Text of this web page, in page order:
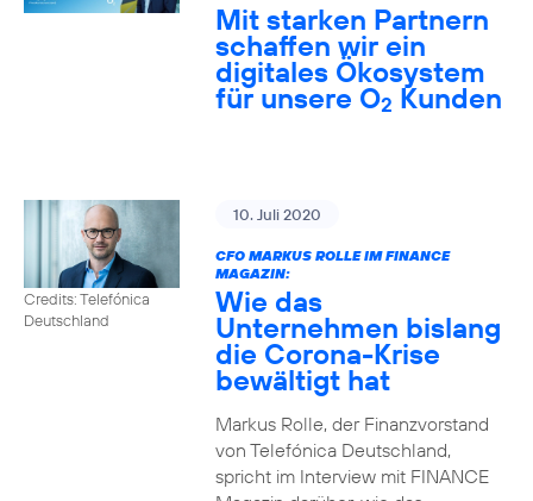
Mit starken Partnern
schaffen wir ein
digitales Ökosystem
für unsere O2 Kunden
Credits: Telefónica
Deutschland
10. Juli 2020
CFO MARKUS ROLLE IM FINANCE
MAGAZIN:
Wie das
Unternehmen bislang
die Corona-Krise
bewältigt hat
Markus Rolle, der Finanzvorstand
von Telefónica Deutschland,
spricht im Interview mit FINANCE